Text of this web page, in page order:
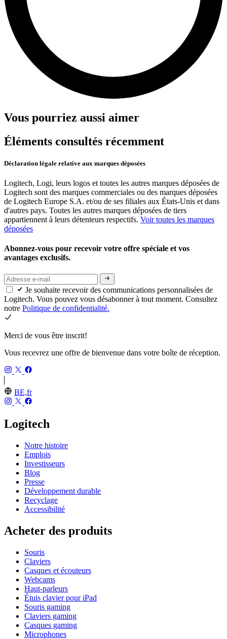
Vous pourriez aussi aimer
Éléments consultés récemment
Déclaration légale relative aux marques déposées
Logitech, Logi, leurs logos et toutes les autres marques déposées de
Logitech sont des marques commerciales ou des marques déposées
de Logitech Europe S.A. et/ou de ses filiales aux États-Unis et dans
d'autres pays. Toutes les autres marques déposées de tiers
appartiennent à leurs détenteurs respectifs. Voir toutes les marques
déposées
Abonnez-vous pour recevoir votre offre spéciale et vos
avantages exclusifs.
Je souhaite recevoir des communications personnalisées de
Logitech. Vous pouvez vous désabonner à tout moment. Consultez
notre Politique de confidentialité.
Merci de vous être inscrit!
Vous recevrez une offre de bienvenue dans votre boîte de réception.
BE,fr
Logitech
Notre histoire
Emplois
Investisseurs
Blog
Presse
Développement durable
Recyclage
Accessibilité
Acheter des produits
Souris
Claviers
Casques et écouteurs
Webcams
Haut-parleurs
Étuis clavier pour iPad
Souris gaming
Claviers gaming
Casques gaming
Microphones